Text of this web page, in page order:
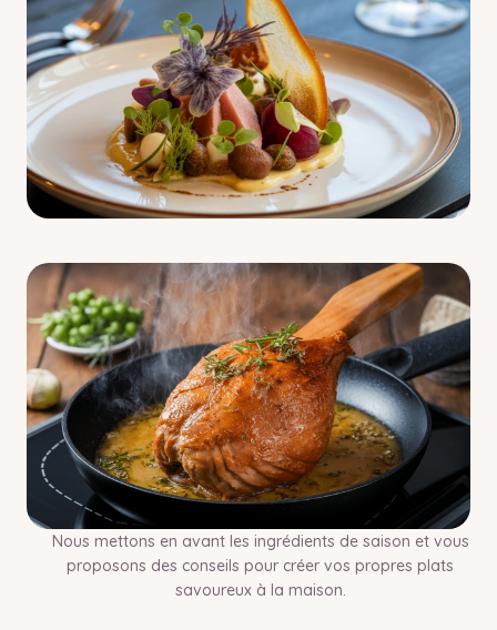
Nous mettons en avant les ingrédients de saison et vous
proposons des conseils pour créer vos propres plats
savoureux à la maison.